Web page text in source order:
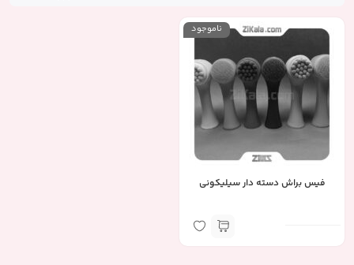
ناموجود
فیس براش دسته دار سیلیکونی